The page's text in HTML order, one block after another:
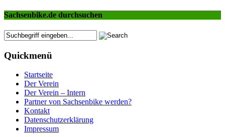
Sachsenbike.de durchsuchen
Quickmenü
Startseite
Der Verein
Der Verein – Intern
Partner von Sachsenbike werden?
Kontakt
Datenschutzerklärung
Impressum